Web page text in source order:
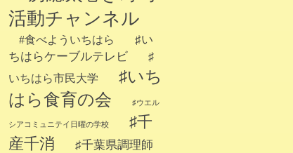
活動チャンネル
#食べよういちはら
♯い
ちはらケーブルテレビ
♯
いちはら市民大学
♯いち
はら食育の会
♯ウエル
シアコミュニテイ日曜の学校
♯千
産千消
♯千葉県調理師